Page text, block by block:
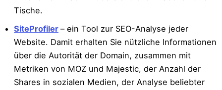
Tische.
SiteProfiler – ein Tool zur SEO-Analyse jeder
Website. Damit erhalten Sie nützliche Informationen
über die Autorität der Domain, zusammen mit
Metriken von MOZ und Majestic, der Anzahl der
Shares in sozialen Medien, der Analyse beliebter